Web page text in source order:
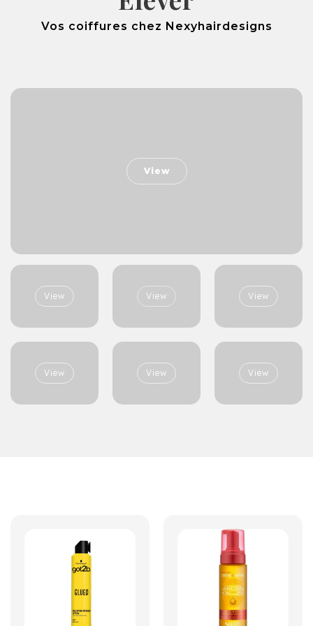
Vos coiffures chez Nexyhairdesigns
View
View View View
View View View